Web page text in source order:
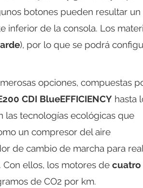
botones pueden resultar un
inferior de la consola. Los
), por lo que se podrá
opciones, compuestas
CDI BlueEFFICIENCY hasta
las tecnologías ecológicas que
un compresor del aire
de cambio de marcha para
ellos, los motores de cuatro
de CO2 por km.